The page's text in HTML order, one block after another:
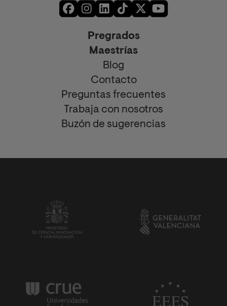
Pregrados
Maestrías
Blog
Contacto
Preguntas frecuentes
Trabaja con nosotros
Buzón de sugerencias